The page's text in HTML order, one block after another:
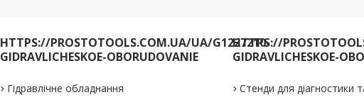
HTTPS://PROSTOTOOLS.COM.UA/UA/G1227210-
GIDRAVLICHESKOE-OBORUDOVANIE
Гідравлічне обладнання
HTTPS://
GIDRAVLICHESKOE-
Стенди для діагностики